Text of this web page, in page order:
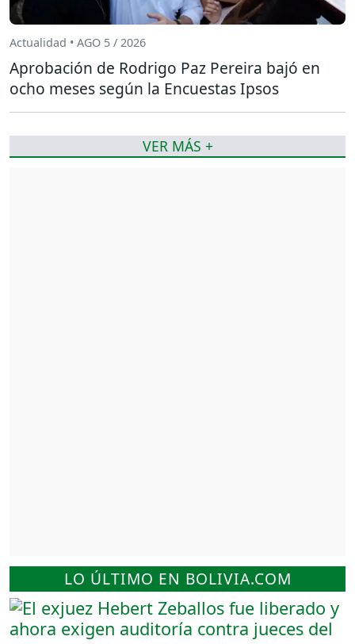
LO ÚLTIMO EN BOLIVIA.COM
Actualidad • AGO 5 / 2026
Aprobación de Rodrigo Paz Pereira bajó en
ocho meses según la Encuestas Ipsos
VER MÁS +